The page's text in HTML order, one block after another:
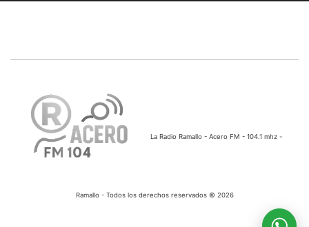
La Radio Ramallo - Acero FM - 104.1 mhz -
Ramallo - Todos los derechos reservados © 2026